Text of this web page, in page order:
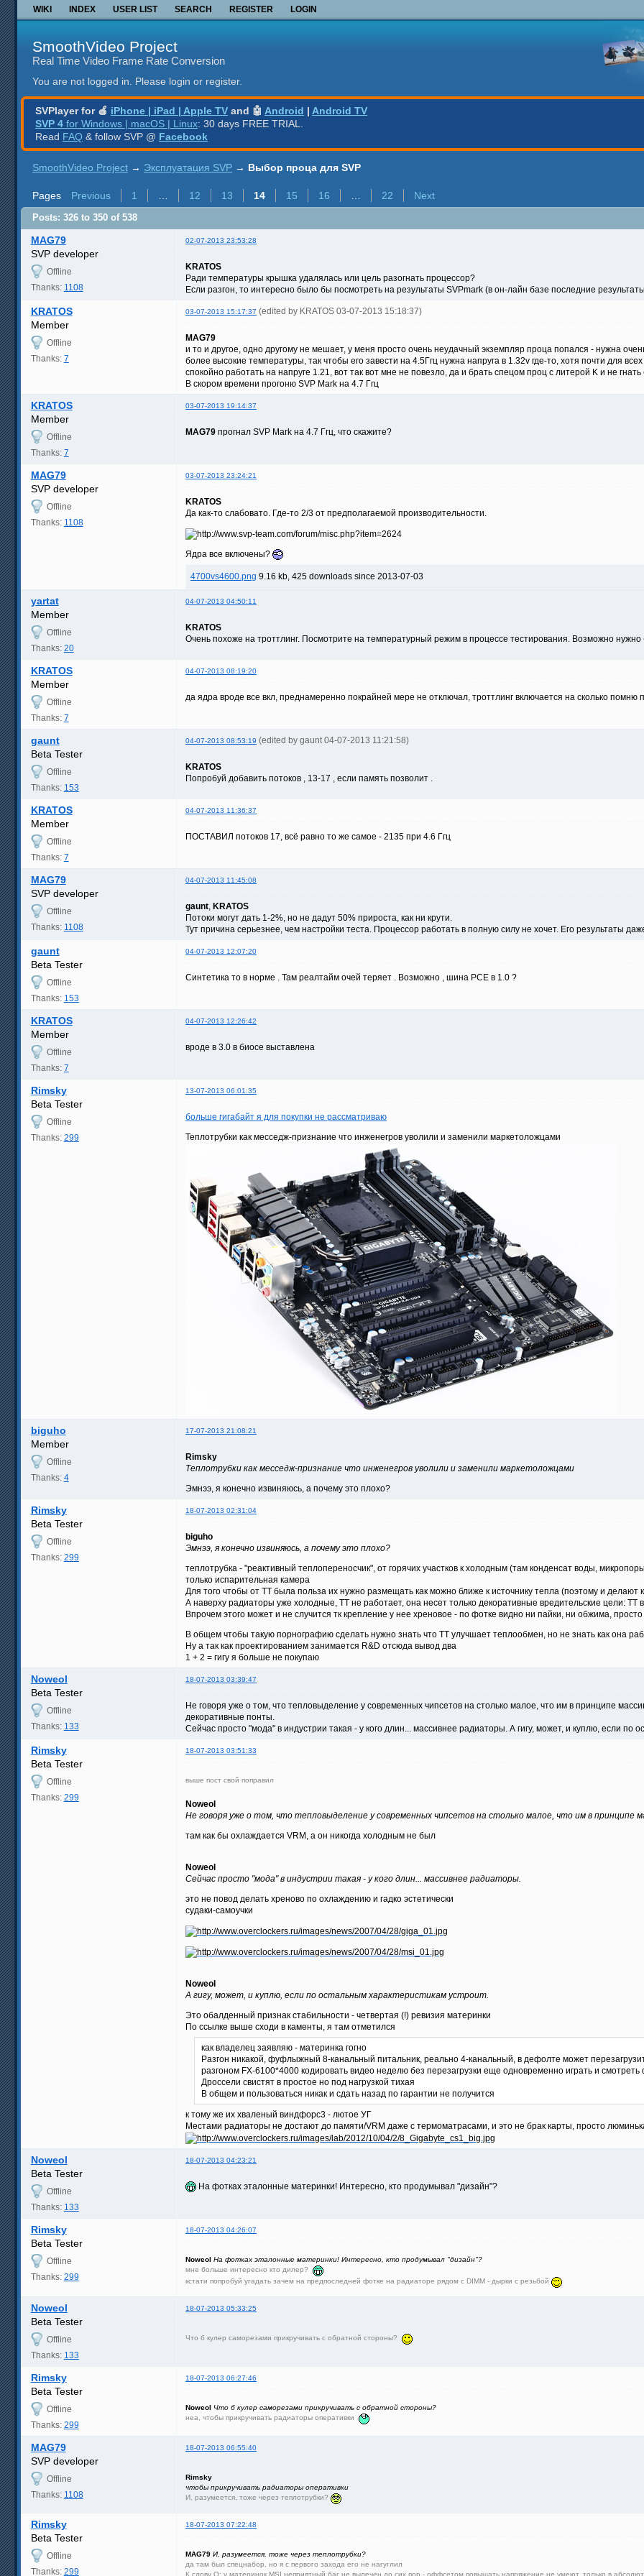
WIKI INDEX USER LIST SEARCH REGISTER LOGIN
SmoothVideo Project
Real Time Video Frame Rate Conversion
You are not logged in. Please login or register.
SVPlayer for 🍎 iPhone | iPad | Apple TV and 🤖 Android | Android TV
SVP 4 for Windows | macOS | Linux: 30 days FREE TRIAL.
Read FAQ & follow SVP @ Facebook
SmoothVideo Project → Эксплуатация SVP → Выбор проца для SVP
Pages Previous 1 12 13 14 15 16 22 Next
Posts: 326 to 350 of 538
MAG79 02-07-2013 23:53:28
SVP developer
Offline
Thanks: 1108
KRATOS
Ради температуры крышка удалялась или цель разогнать процессор?
Если разгон, то интересно было бы посмотреть на результаты SVPmark (в он-лайн базе последние
KRATOS 03-07-2013 15:17:37 (edited by KRATOS 03-07-2013 15:18:37)
Member
Offline
Thanks: 7
MAG79
и то и другое, одно другому не мешает, у меня просто очень неудачный экземпляр проца попался - нужна
более высокие температуры, так чтобы его завести на 4.5Ггц нужна напруга в 1.32v где-то, хотя почти для
спокойно работать на напруге 1.21, вот так вот мне не повезло, да и брать спецом проц с литерой K и не гнать
В скором времени прогоню SVP Mark на 4.7 Ггц
KRATOS 03-07-2013 19:14:37
Member
Offline
Thanks: 7
MAG79 прогнал SVP Mark на 4.7 Ггц, что скажите?
MAG79 03-07-2013 23:24:21
SVP developer
Offline
Thanks: 1108
KRATOS
Да как-то слабовато. Где-то 2/3 от предполагаемой производительности.
Ядра все включены?
4700vs4600.png 9.16 kb, 425 downloads since 2013-07-03
yartat 04-07-2013 04:50:11
Member
Offline
Thanks: 20
KRATOS
Очень похоже на троттлинг. Посмотрите на температурный режим в процессе тестирования. Возможно
KRATOS 04-07-2013 08:19:20
Member
Offline
Thanks: 7
да ядра вроде все вкл, преднамеренно покрайней мере не отключал, троттлинг включается на сколько помню
gaunt 04-07-2013 08:53:19 (edited by gaunt 04-07-2013 11:21:58)
Beta Tester
Offline
Thanks: 153
KRATOS
Попробуй добавить потоков , 13-17 , если память позволит .
KRATOS 04-07-2013 11:36:37
Member
Offline
Thanks: 7
ПОСТАВИЛ потоков 17, всё равно то же самое - 2135 при 4.6 Ггц
MAG79 04-07-2013 11:45:08
SVP developer
Offline
Thanks: 1108
gaunt, KRATOS
Потоки могут дать 1-2%, но не дадут 50% прироста, как ни крути.
Тут причина серьезнее, чем настройки теста. Процессор работать в полную силу не хочет. Его результаты
gaunt 04-07-2013 12:07:20
Beta Tester
Offline
Thanks: 153
Синтетика то в норме . Там реалтайм очей теряет . Возможно , шина PCE в 1.0 ?
KRATOS 04-07-2013 12:26:42
Member
Offline
Thanks: 7
вроде в 3.0 в биосе выставлена
Rimsky 13-07-2013 06:01:35
Beta Tester
Offline
Thanks: 299
больше гигабайт я для покупки не рассматриваю
Теплотрубки как месседж-признание что инженегров уволили и заменили маркетоложцами
biguho 17-07-2013 21:08:21
Member
Offline
Thanks: 4
Rimsky
Теплотрубки как месседж-признание что инженегров уволили и заменили маркетоложцами
Эмнээ, я конечно извиняюсь, а почему это плохо?
Rimsky 18-07-2013 02:31:04
Beta Tester
Offline
Thanks: 299
biguho
Эмнээ, я конечно извиняюсь, а почему это плохо?
теплотрубка - "реактивный теплопереносчик", от горячих участков к холодным (там конденсат воды,
только испарительная камера
Для того чтобы от ТТ была польза их нужно размещать как можно ближе к источнику тепла (поэтому и делают
А наверху радиаторы уже холодные, ТТ не работает, она несет только декоративные вредительские цели:
Впрочем этого может и не случится тк крепление у нее хреновое - по фотке видно ни пайки, ни обжима,
В общем чтобы такую порнографию сделать нужно знать что ТТ улучшает теплообмен, но не знать как она
Ну а так как проектированием занимается R&D отсюда вывод два
1 + 2 = гигу я больше не покупаю
Noweol 18-07-2013 03:39:47
Beta Tester
Offline
Thanks: 133
Не говоря уже о том, что тепловыделение у современных чипсетов на столько малое, что им в принципе
декоративные понты.
Сейчас просто "мода" в индустрии такая - у кого длин... массивнее радиаторы. А гигу, может, и куплю, если по
Rimsky 18-07-2013 03:51:33
Beta Tester
Offline
Thanks: 299
выше пост свой поправил
Noweol
Не говоря уже о том, что тепловыделение у современных чипсетов на столько малое, что им в принципе
там как бы охлаждается VRM, а он никогда холодным не был
Noweol
Сейчас просто "мода" в индустрии такая - у кого длин... массивнее радиаторы.
это не повод делать хреново по охлаждению и гадко эстетически
судаки-самоучки
Noweol
А гигу, может, и куплю, если по остальным характеристикам устроит.
Это обалденный признак стабильности - четвертая (!) ревизия материнки
По ссылке выше сходи в каменты, я там отметился
как владелец заявляю - материнка гогно
Разгон никакой, фуфлыжный 8-канальный питальник, реально 4-канальный, в дефолте может
разгоном FX-6100*4000 кодировать видео неделю без перезагрузки еще одновременно играть и
Дроссели свистят в простое но под нагрузкой тихая
В общем и пользоваться никак и сдать назад по гарантии не получится
к тому же их хваленый виндфорс3 - лютое УГ
Местами радиаторы не достают до памяти/VRM даже с термоматрасами, и это не брак карты, просто
Noweol 18-07-2013 04:23:21
Beta Tester
Offline
Thanks: 133
На фотках эталонные материнки! Интересно, кто продумывал "дизайн"?
Rimsky 18-07-2013 04:26:07
Beta Tester
Offline
Thanks: 299
Noweol На фотках эталонные материнки! Интересно, кто продумывал "дизайн"?
мне больше интересно кто дилер?
кстати попробуй угадать зачем на предпоследней фотке на радиаторе рядом с DIMM - дырки с резьбой
Noweol 18-07-2013 05:33:25
Beta Tester
Offline
Thanks: 133
Что б кулер саморезами прикручивать с обратной стороны?
Rimsky 18-07-2013 06:27:46
Beta Tester
Offline
Thanks: 299
Noweol Что б кулер саморезами прикручивать с обратной стороны?
неа, чтобы прикручивать радиаторы оперативки
MAG79 18-07-2013 06:55:40
SVP developer
Offline
Thanks: 1108
Rimsky
чтобы прикручивать радиаторы оперативки
И, разумеется, тоже через теплотрубки?
Rimsky 18-07-2013 07:22:48
Beta Tester
Offline
Thanks: 299
MAG79 И, разумеется, тоже через теплотрубки?
да там был спецнабор, но я с первого захода его не нагуглил
К слову О: у материнок MSI неприятный баг не вылечен до сих пор - оффсетом повышать напряжение не умеют, только в